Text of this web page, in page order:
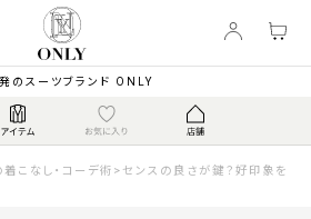
のスーツブランド ONLY
こなし・コーデ術 > センスの良さが鍵？好印象を与